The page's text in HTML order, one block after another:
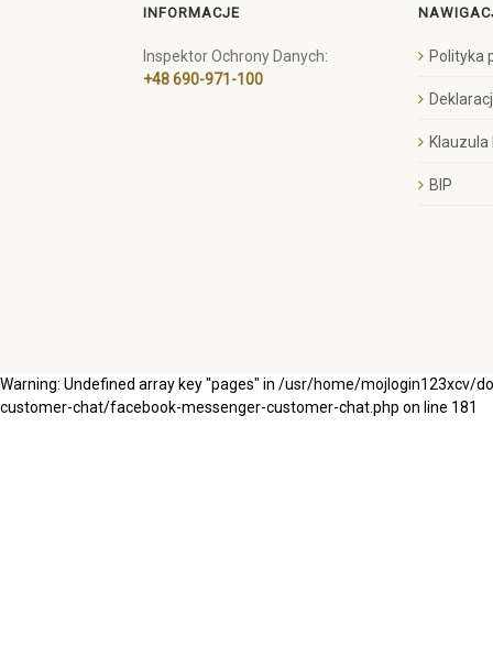
INFORMACJE
Inspektor Ochrony Danych:
+48 690-971-100
Polityka
Klauzula
BIP
Warning: Undefined array key "pages" in /usr/home/
customer-chat/facebook-messenger-customer-chat.php on line 181